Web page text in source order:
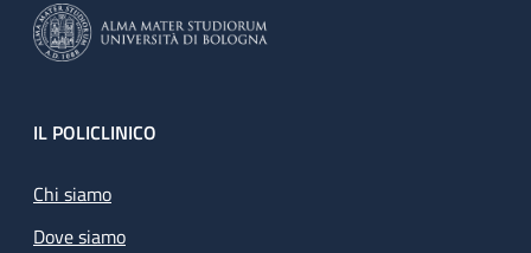
Footer
IL POLICLINICO
Chi siamo
Dove siamo